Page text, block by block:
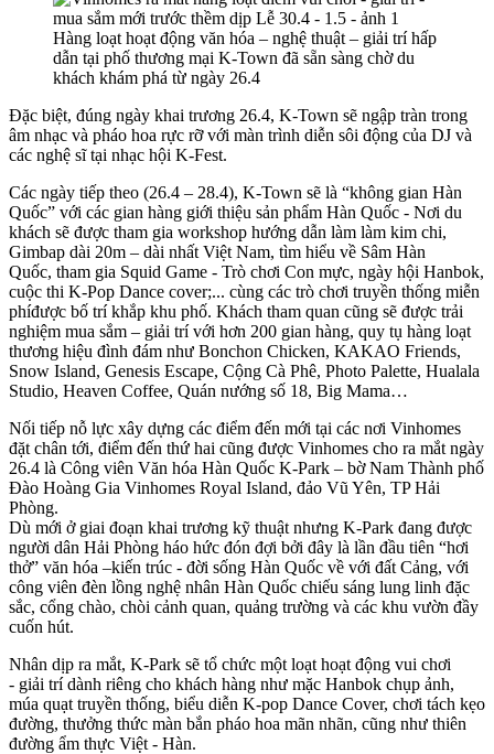
Hàng loạt hoạt động văn hóa – nghệ thuật – giải trí hấp
dẫn tại phố thương mại K-Town đã sẵn sàng chờ du
khách khám phá từ ngày 26.4
Đặc biệt, đúng ngày khai trương 26.4, K-Town sẽ ngập tràn trong
âm nhạc và pháo hoa rực rỡ với màn trình diễn sôi động của DJ và
các nghệ sĩ tại nhạc hội K-Fest.
Các ngày tiếp theo (26.4 – 28.4), K-Town sẽ là “không gian Hàn
Quốc” với các gian hàng giới thiệu sản phẩm Hàn Quốc - Nơi du
khách sẽ được tham gia workshop hướng dẫn làm làm kim chi,
Gimbap dài 20m – dài nhất Việt Nam, tìm hiểu về Sâm Hàn
Quốc, tham gia Squid Game - Trò chơi Con mực, ngày hội Hanbok,
cuộc thi K-Pop Dance cover;... cùng các trò chơi truyền thống miễn
phíđược bố trí khắp khu phố. Khách tham quan cũng sẽ được trải
nghiệm mua sắm – giải trí với hơn 200 gian hàng, quy tụ hàng loạt
thương hiệu đình đám như Bonchon Chicken, KAKAO Friends,
Snow Island, Genesis Escape, Cộng Cà Phê, Photo Palette, Hualala
Studio, Heaven Coffee, Quán nướng số 18, Big Mama…
Nối tiếp nỗ lực xây dựng các điểm đến mới tại các nơi Vinhomes
đặt chân tới, điểm đến thứ hai cũng được Vinhomes cho ra mắt ngày
26.4 là Công viên Văn hóa Hàn Quốc K-Park – bờ Nam Thành phố
Đào Hoàng Gia Vinhomes Royal Island, đảo Vũ Yên, TP Hải
Phòng.
Dù mới ở giai đoạn khai trương kỹ thuật nhưng K-Park đang được
người dân Hải Phòng háo hức đón đợi bởi đây là lần đầu tiên “hơi
thở” văn hóa –kiến trúc - đời sống Hàn Quốc về với đất Cảng, với
công viên đèn lồng nghệ nhân Hàn Quốc chiếu sáng lung linh đặc
sắc, cổng chào, chòi cảnh quan, quảng trường và các khu vườn đầy
cuốn hút.
Nhân dịp ra mắt, K-Park sẽ tổ chức một loạt hoạt động vui chơi
- giải trí dành riêng cho khách hàng như mặc Hanbok chụp ảnh,
múa quạt truyền thống, biểu diễn K-pop Dance Cover, chơi tách kẹo
đường, thưởng thức màn bắn pháo hoa mãn nhãn, cũng như thiên
đường ẩm thực Việt - Hàn.